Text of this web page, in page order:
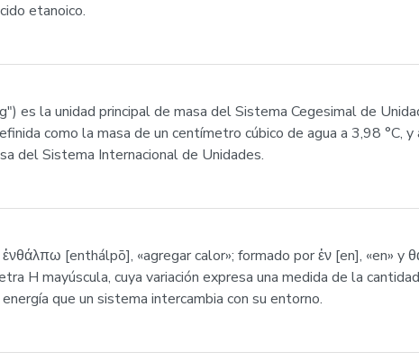
etanoico.
es la unidad principal de masa del Sistema Cegesimal de
como la masa de un centímetro cúbico de agua a 3,98
del Sistema Internacional de Unidades.
[enthálpō], «agregar calor»; formado por ἐν [en], «en»
H mayúscula, cuya variación expresa una medida de la
que un sistema intercambia con su entorno.